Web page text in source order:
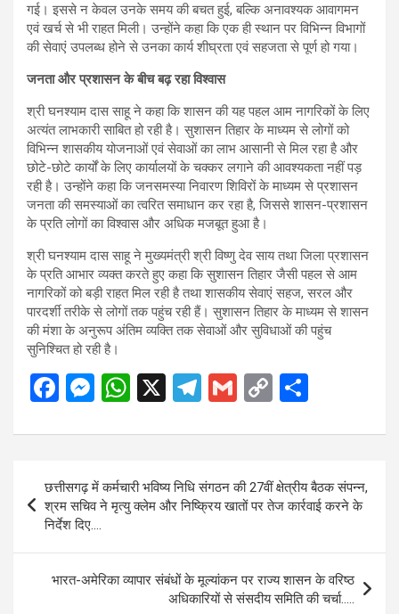
गई। इससे न केवल उनके समय की बचत हुई, बल्कि अनावश्यक आवागमन
एवं खर्च से भी राहत मिली। उन्होंने कहा कि एक ही स्थान पर विभिन्न विभागों
की सेवाएं उपलब्ध होने से उनका कार्य शीघ्रता एवं सहजता से पूर्ण हो गया।
जनता और प्रशासन के बीच बढ़ रहा विश्वास
श्री घनश्याम दास साहू ने कहा कि शासन की यह पहल आम नागरिकों के लिए
अत्यंत लाभकारी साबित हो रही है। सुशासन तिहार के माध्यम से लोगों को
विभिन्न शासकीय योजनाओं एवं सेवाओं का लाभ आसानी से मिल रहा है और
छोटे-छोटे कार्यों के लिए कार्यालयों के चक्कर लगाने की आवश्यकता नहीं पड़
रही है। उन्होंने कहा कि जनसमस्या निवारण शिविरों के माध्यम से प्रशासन
जनता की समस्याओं का त्वरित समाधान कर रहा है, जिससे शासन-प्रशासन
के प्रति लोगों का विश्वास और अधिक मजबूत हुआ है।
श्री घनश्याम दास साहू ने मुख्यमंत्री श्री विष्णु देव साय तथा जिला प्रशासन
के प्रति आभार व्यक्त करते हुए कहा कि सुशासन तिहार जैसी पहल से आम
नागरिकों को बड़ी राहत मिल रही है तथा शासकीय सेवाएं सहज, सरल और
पारदर्शी तरीके से लोगों तक पहुंच रही हैं। सुशासन तिहार के माध्यम से शासन
की मंशा के अनुरूप अंतिम व्यक्ति तक सेवाओं और सुविधाओं की पहुंच
सुनिश्चित हो रही है।
F
ce
b
o
o
k
M
se
n
g
er
W
at
s
A
p
X
T
e
gr
a
G
ail
C
py
Li
n
ar
e
navigation
छत्तीसगढ़ में कर्मचारी भविष्य निधि संगठन की 27वीं क्षेत्रीय बैठक संपन्न,
श्रम सचिव ने मृत्यु क्लेम और निष्क्रिय खातों पर तेज कार्रवाई करने के
निर्देश दिए….
भारत-अमेरिका व्यापार संबंधों के मूल्यांकन पर राज्य शासन के वरिष्ठ
अधिकारियों से संसदीय समिति की चर्चा…..